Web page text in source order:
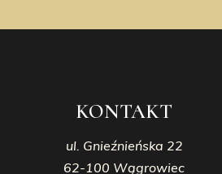
KONTAKT
ul. Gnieźnieńska 22
62-100 Wągrowiec